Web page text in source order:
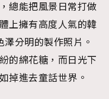
總能把風景日常打做
上擁有高度人氣的韓
澤分明的製作照片。
的綿花糖，而日光下
掉進去童話世界。